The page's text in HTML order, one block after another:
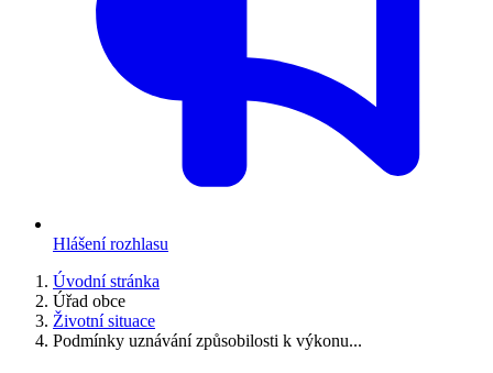
Hlášení rozhlasu
Úvodní stránka
Úřad obce
Životní situace
Podmínky uznávání způsobilosti k výkonu...